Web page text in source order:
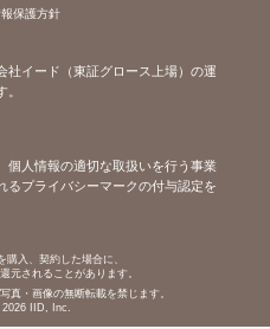
保護方針
社イード（東証グロース上場）の運
個人情報の適切な取扱いを行う事業
るプライバシーマークの付与認定を
入、契約した場合に、
元されることがあります。
真・画像の無断転載を禁じます。
IID, Inc.